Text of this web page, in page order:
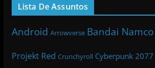
Lista De Assuntos
Android Arrowverse Bandai Namco
Projekt Red Crunchyroll Cyberpunk 2077